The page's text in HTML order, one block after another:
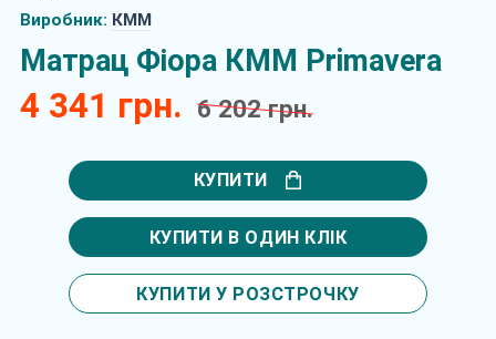
Виробник: КММ
Матрац Фіора КММ Primavera
4 341 грн. 6 202 грн.
КУПИТИ
КУПИТИ В ОДИН КЛІК
КУПИТИ У РОЗСТРОЧКУ